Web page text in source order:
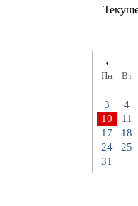
‹
Пн Вт
3
4
10
11
17
18
24
25
31